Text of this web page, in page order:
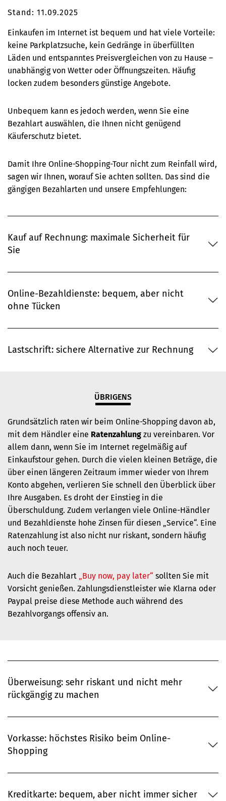
Stand: 11.09.2025
Einkaufen im Internet ist bequem und hat viele Vorteile:
keine Parkplatzsuche, kein Gedränge in überfüllten
Läden und entspanntes Preisvergleichen von zu Hause –
unabhängig von Wetter oder Öffnungszeiten. Häufig
locken zudem besonders günstige Angebote.
Unbequem kann es jedoch werden, wenn Sie eine
Bezahlart auswählen, die Ihnen nicht genügend
Käuferschutz bietet.
Damit Ihre Online-Shopping-Tour nicht zum Reinfall wird,
sagen wir Ihnen, worauf Sie achten sollten. Das sind die
gängigen Bezahlarten und unsere Empfehlungen:
Kauf auf Rechnung: maximale Sicherheit für
Sie
Online-Bezahldienste: bequem, aber nicht
ohne Tücken
Lastschrift: sichere Alternative zur Rechnung
ÜBRIGENS
Grundsätzlich raten wir beim Online-Shopping davon ab,
mit dem Händler eine Ratenzahlung zu vereinbaren. Vor
allem dann, wenn Sie im Internet regelmäßig auf
Einkaufstour gehen. Durch die vielen kleinen Beträge, die
über einen längeren Zeitraum immer wieder von Ihrem
Konto abgehen, verlieren Sie schnell den Überblick über
Ihre Ausgaben. Es droht der Einstieg in die
Überschuldung. Zudem verlangen viele Online-Händler
und Bezahldienste hohe Zinsen für diesen „Service“. Eine
Ratenzahlung ist also nicht nur riskant, sondern häufig
auch noch teuer.
Auch die Bezahlart „Buy now, pay later“ sollten Sie mit
Vorsicht genießen. Zahlungsdienstleister wie Klarna oder
Paypal preise diese Methode auch während des
Bezahlvorgangs offensiv an.
Überweisung: sehr riskant und nicht mehr
rückgängig zu machen
Vorkasse: höchstes Risiko beim Online-
Shopping
Kreditkarte: bequem, aber nicht immer sicher